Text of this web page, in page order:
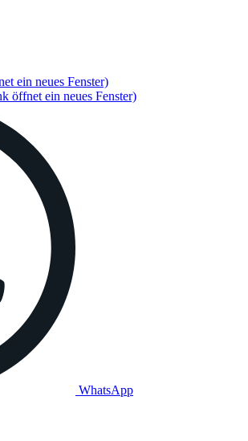
ein neues Fenster)
öffnet ein neues Fenster)
WhatsApp